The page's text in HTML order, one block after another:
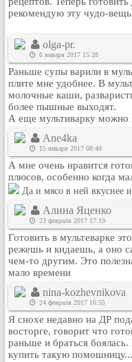
Дело
Объявления
Рейтинг сайтов
Полная версия
рекомендую эту чудо-
olga-pr.
6 января 2017 15:28
Раньше супы варили в
плите мне удобнее. В
молочные каши,
более пышные выходят.
А еще мультиварку можно
Ane4ka
15 января 2017 08:48
А мне очень нравится
плюсов, особенно когда
Да и мясо в ней вкуснее
Алина Яценко
23 февраля 2017 17:19
Готовить в мультеварке
режешь и кидаешь, а оно
чем-то другим. Это
мало времени
nina-kozhevnikova
24 февраля 2017 16:55
Я снохе недавно на ДР
восторге, говорит что
раньше и браться
купить такую помошницу...